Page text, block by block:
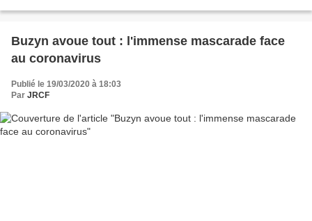
Buzyn avoue tout : l'immense mascarade face
au coronavirus
Publié le 19/03/2020 à 18:03
Par JRCF